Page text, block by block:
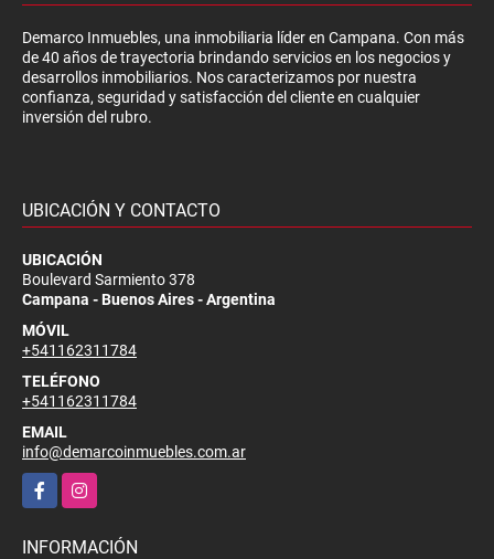
Demarco Inmuebles, una inmobiliaria líder en Campana. Con más
de 40 años de trayectoria brindando servicios en los negocios y
desarrollos inmobiliarios. Nos caracterizamos por nuestra
confianza, seguridad y satisfacción del cliente en cualquier
inversión del rubro.
UBICACIÓN Y CONTACTO
UBICACIÓN
Boulevard Sarmiento 378
Campana - Buenos Aires - Argentina
MÓVIL
+541162311784
TELÉFONO
+541162311784
EMAIL
info@demarcoinmuebles.com.ar
FacebookInstagram
INFORMACIÓN